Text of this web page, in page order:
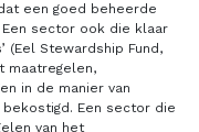
een goed beheerde
sector ook die klaar
(Eel Stewardship Fund,
maatregelen,
in de manier van
Een sector die
van het